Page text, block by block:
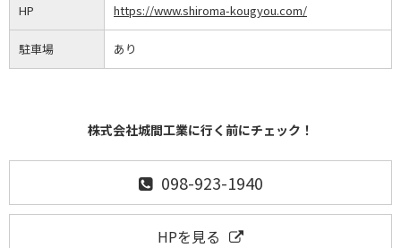
HP https://www.shiroma-kougyou.com/
駐車場 あり
株式会社城間工業に行く前にチェック！
098-923-1940
HPを見る